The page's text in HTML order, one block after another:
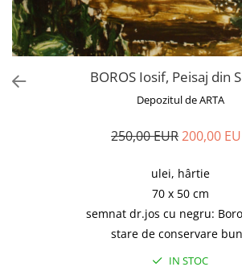
BOROS Iosif, Peisaj din
Depozitul de ARTA
250,00 EUR200,00
ulei, hârtie
70 x 50 cm
semnat dr.jos cu negru:
stare de conservare
IN STOC